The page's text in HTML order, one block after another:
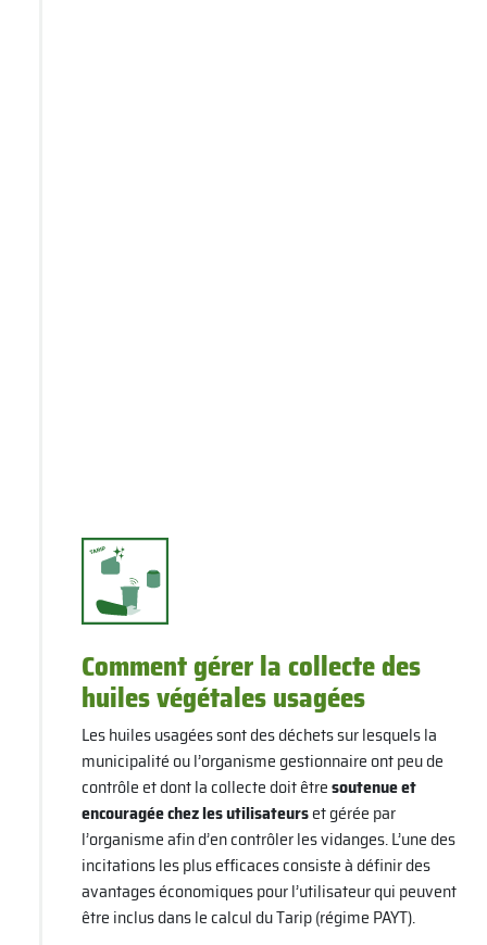
Comment gérer la collecte des
huiles végétales usagées
Les huiles usagées sont des déchets sur lesquels la
municipalité ou l’organisme gestionnaire ont peu de
contrôle et dont la collecte doit êtresoutenue et
encouragée chez les utilisateurset gérée par
l’organisme afin d’en contrôler les vidanges. L’une des
incitations les plus efficaces consiste à définir des
avantages économiques pour l’utilisateur qui peuvent
être inclus dans le calcul du Tarip (régime PAYT).